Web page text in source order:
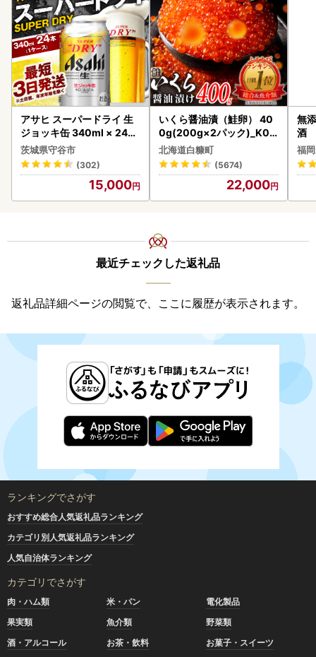
アサヒ スーパードライ 生
ジョッキ缶 340ml × 24本
(1ケース) ＜茨城工場＞ 缶
ビール お酒 Asahi 守谷市
茨城県守谷市
(302)
15,000
いくら醤油漬（鮭卵） 40
0g(200g×2パック)_K02
2-1676
北海道白糠町
(5674)
22,000
無
酒
福
最近チェックした返礼品
返礼品詳細ページの閲覧で、ここに履歴が表示されます。
ランキングでさがす
おすすめ総合人気返礼品ランキング
カテゴリ別人気返礼品ランキング
人気自治体ランキング
カテゴリでさがす
肉・ハム類 米・パン
電化製品
果実類
魚介類
野菜類
酒・アルコール
お茶・飲料
お菓子・スイーツ